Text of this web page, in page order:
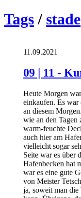
Tags/ stade
11.09.2021
09 | 11 -
Heute Morgen
einkaufen. Es
an diesem
wie an den
warm-feuchte
auch hier am
vielleicht sogar
Seite war es über
Hafenbecken hat
war es eine gute
von Meister
ja, soweit man die